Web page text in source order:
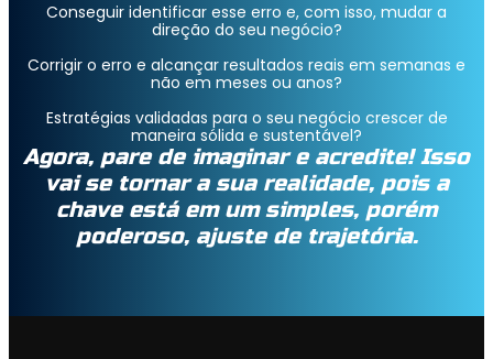
Conseguir identificar esse erro e, com isso, mudar a
direção do seu negócio?
Corrigir o erro e alcançar resultados reais em semanas e
não em meses ou anos?
Estratégias validadas para o seu negócio crescer de
maneira sólida e sustentável?
Agora, pare de imaginar e acredite! Isso
vai se tornar a sua realidade, pois a
chave está em um simples, porém
poderoso, ajuste de trajetória.